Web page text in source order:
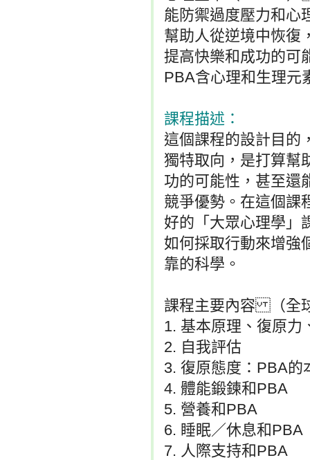
能防禦過度壓力和心
幫助人從逆境中恢復
提高快樂和成功的可
PBA含心理和生理元
課程描述：
這個課程的設計目的
獨特取向，是打算幫
功的可能性，甚至還
競爭優勢。在這個課
好的「大眾心理學」
如何採取行動來增強
靠的科學。
課程主要內容 （全
1. 基本原理、復原力
2. 自我評估
3. 復原態度：PBA的
4. 體能鍛鍊和PBA
5. 營養和PBA
6. 睡眠／休息和PBA
7. 人際支持和PBA